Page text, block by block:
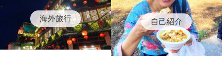
海外旅行 自己紹介